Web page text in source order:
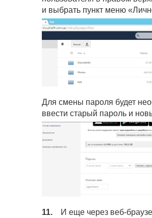
и выбрать пункт меню
Для смены пароля будет
ввести старый пароль и
11.И еще через веб-